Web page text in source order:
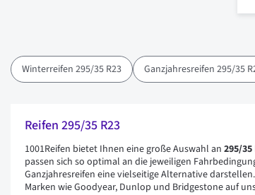
Winterreifen 295/35 R23 Ganzjahresreifen 295/35
Reifen 295/35 R23
1001Reifen bietet Ihnen eine große Auswahl an 295/35
passen sich so optimal an die jeweiligen
Ganzjahresreifen eine vielseitige Alternative
Marken wie Goodyear, Dunlop und Bridgestone auf